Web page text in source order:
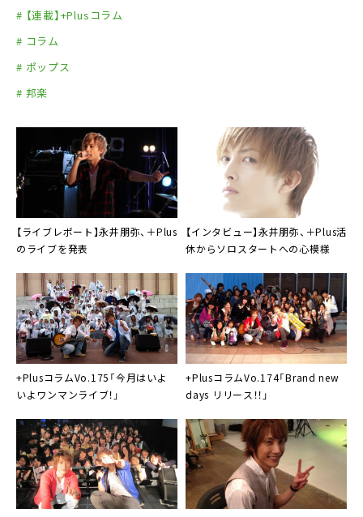
# 【連載】+Plusコラム
# コラム
# ポップス
# 邦楽
【ライブレポート】永井朋弥、＋Plus
のライブを発表
【インタビュー】永井朋弥、＋Plus活
休からソロスタートへの心模様
+PlusコラムVo.175「今月はいよ
いよワンマンライブ！」
+PlusコラムVo.174「Brand new
days リリース！！」